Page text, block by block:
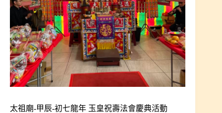
太祖廟-甲辰-初七龍年 玉皇祝壽法會慶典活動